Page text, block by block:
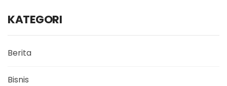
KATEGORI
Berita
Bisnis